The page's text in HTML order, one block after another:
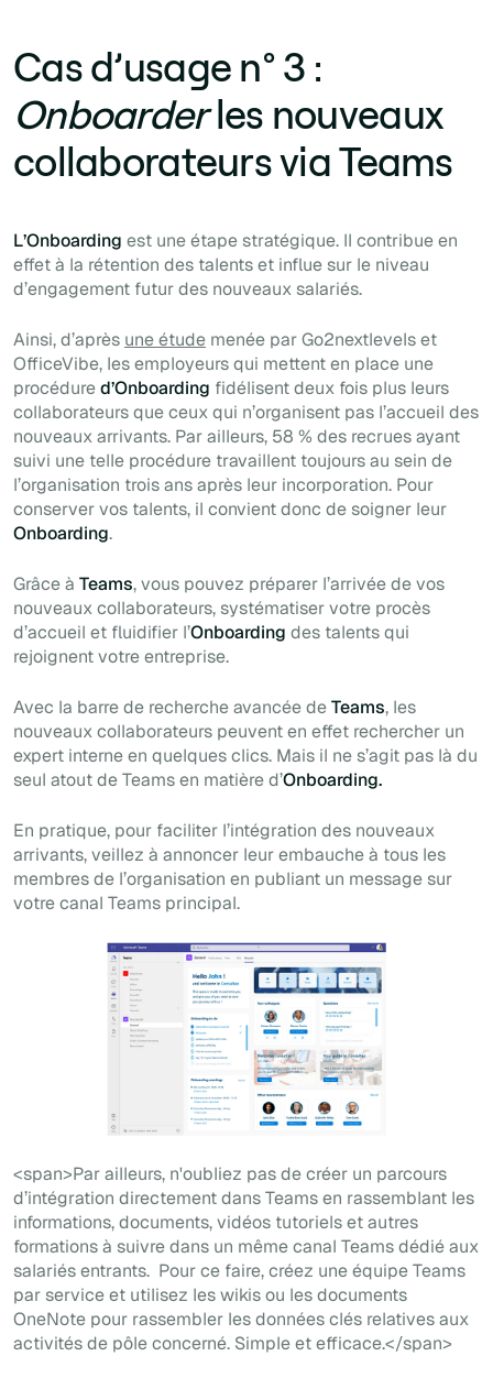
Cas d’usage n° 3 :
Onboarderles nouveaux
collaborateurs via Teams
L’Onboarding est une étape stratégique. Il contribue en
effet à la rétention des talents et influe sur le niveau
d’engagement futur des nouveaux salariés.
Ainsi, d’après une étude menée par Go2nextlevels et
OfficeVibe, les employeurs qui mettent en place une
procédured’Onboarding fidélisent deux fois plus leurs
collaborateurs que ceux qui n’organisent pas l’accueil des
nouveaux arrivants. Par ailleurs, 58 % des recrues ayant
suivi une telle procédure travaillent toujours au sein de
l’organisation trois ans après leur incorporation. Pour
conserver vos talents, il convient donc de soigner leur
Onboarding.
Grâce à Teams, vous pouvez préparer l’arrivée de vos
nouveaux collaborateurs, systématiser votre procès
d’accueil et fluidifier l’Onboarding des talents qui
rejoignent votre entreprise.
Avec la barre de recherche avancée deTeams, les
nouveaux collaborateurs peuvent en effet rechercher un
expert interne en quelques clics. Mais il ne s’agit pas là du
seul atout de Teams en matière d’Onboarding.
En pratique, pour faciliter l’intégration des nouveaux
arrivants, veillez à annoncer leur embauche à tous les
membres de l’organisation en publiant un message sur
votre canal Teams principal.
<span>Par ailleurs, n'oubliez pas de créer un parcours
d’intégration directement dans Teams en rassemblant les
informations, documents, vidéos tutoriels et autres
formations à suivre dans un même canal Teams dédié aux
salariés entrants. Pour ce faire, créez une équipe Teams
par service et utilisez les wikis ou les documents
OneNote pour rassembler les données clés relatives aux
activités de pôle concerné. Simple et efficace.</span>